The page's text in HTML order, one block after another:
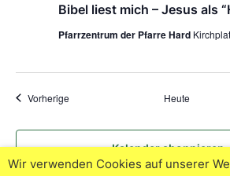
Bibel liest mich – Jesus als
Pfarrzentrum der Pfarre Hard
VorherigeVeranstaltungen Heute
Kalender abonnieren
Wir verwenden Cookies auf unserer